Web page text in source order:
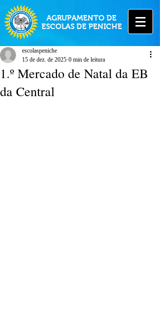
AGRUPAMENTO DE
ESCOLAS DE PENICHE
1.º Mercado de Natal da EB
da Central
escolaspeniche
15 de dez. de 2025 0 min de leitura